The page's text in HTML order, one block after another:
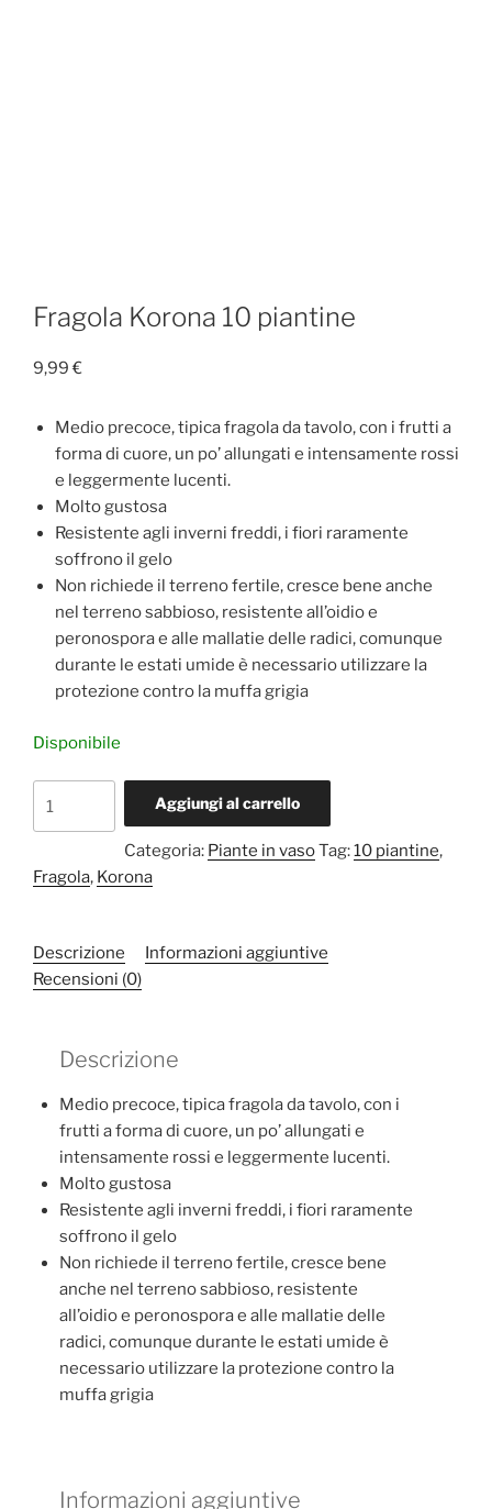
Fragola Korona 10 piantine
9,99€
Medio precoce, tipica fragola da tavolo, con i frutti a
forma di cuore, un po’ allungati e intensamente rossi
e leggermente lucenti.
Molto gustosa
Resistente agli inverni freddi, i fiori raramente
soffrono il gelo
Non richiede il terreno fertile, cresce bene anche
nel terreno sabbioso, resistente all’oidio e
peronospora e alle mallatie delle radici, comunque
durante le estati umide è necessario utilizzare la
protezione contro la muffa grigia
Disponibile
piantine
Aggiungi al carrello
Categoria: Piante in vasoTag:10 piantine,
Fragola, Korona
Descrizione
Informazioni aggiuntive
Recensioni (0)
Descrizione
Medio precoce, tipica fragola da tavolo, con i
frutti a forma di cuore, un po’ allungati e
intensamente rossi e leggermente lucenti.
Molto gustosa
Resistente agli inverni freddi, i fiori raramente
soffrono il gelo
Non richiede il terreno fertile, cresce bene
anche nel terreno sabbioso, resistente
all’oidio e peronospora e alle mallatie delle
radici, comunque durante le estati umide è
necessario utilizzare la protezione contro la
muffa grigia
Informazioni aggiuntive